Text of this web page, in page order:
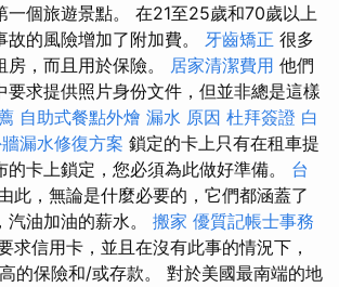
一個旅遊景點。 在21至25歲和70歲以上
故的風險增加了附加費。 牙齒矯正 很多
房，而且用於保險。 居家清潔費用 他們
要求提供照片身份文件，但並非總是這樣
自助式餐點外燴 漏水 原因 杜拜簽證 白
漏水修復方案 鎖定的卡上只有在租車提
的卡上鎖定，您必須為此做好準備。 台
此，無論是什麼必要的，它們都涵蓋了
油加油的薪水。 搬家 優質記帳士事務
求信用卡，並且在沒有此事的情況下，
的保險和/或存款。 對於美國最南端的地